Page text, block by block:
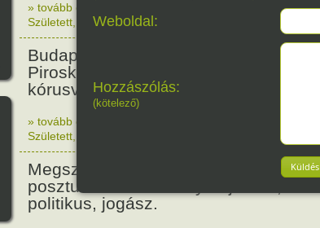
» tovább olvasom
Nincs hozzászólás, szólj hozzá!
Született
Történelem,Nő
Budapesten megszületett Szalmás
Piroska zenetanárnő, zeneszerző,
kórusvezető.
» tovább olvasom
Született
Megszületett Bibó István,
posztumusz Széchenyi-díjas író,
politikus, jogász.
Weboldal:
Hozzászólás:
(kötelező)
Küldés